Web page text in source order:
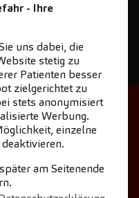
IMPRESSUM
- Ihre
uns dabei, die
stetig zu
Patienten besser
zielgerichtet zu
stets anonymisiert
Werbung.
einzelne
am Seitenende